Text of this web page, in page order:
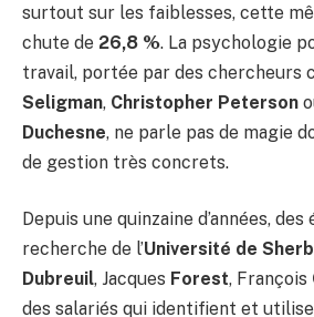
surtout sur les faiblesses, cette
chute de 26,8 %. La psychologie
travail, portée par des chercheurs
Seligman, Christopher Peterson
Duchesne, ne parle pas de magie
de gestion très concrets.
Depuis une quinzaine d’années, des
recherche de l’Université de
Dubreuil, Jacques Forest, François
des salariés qui identifient et